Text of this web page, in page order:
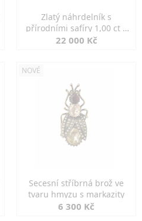
Zlatý náhrdelník s
přírodními safíry 1,00 ct a
diamanty
22 000 Kč
NOVÉ
Secesní stříbrná brož ve
tvaru hmyzu s markazity
6 300 Kč